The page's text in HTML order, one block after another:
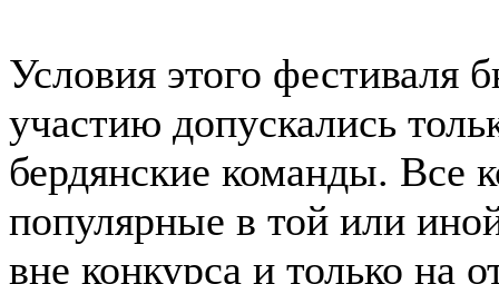
Условия этого фестиваля
участию допускались
бердянские команды. Все
популярные в той или
вне конкурса и только на